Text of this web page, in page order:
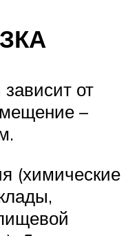
от
–
(химические